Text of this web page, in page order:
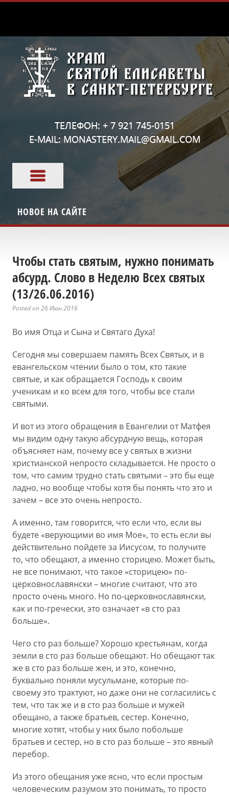
ТЕЛЕФОН: + 7 921 745-0151
E-MAIL: MONASTERY.MAIL@GMAIL.COM
НОВОЕ НА САЙТЕ
Чтобы стать святым, нужно понимать
абсурд. Слово в Неделю Всех святых
(13/26.06.2016)
Posted on 26 Июн 2016
Во имя Отца и Сына и Святаго Духа!
Сегодня мы совершаем память Всех Святых, и в
евангельском чтении было о том, кто такие
святые, и как обращается Господь к своим
ученикам и ко всем для того, чтобы все стали
святыми.
И вот из этого обращения в Евангелии от Матфея
мы видим одну такую абсурдную вещь, которая
объясняет нам, почему все у святых в жизни
христианской непросто складывается. Не просто о
том, что самим трудно стать святыми – это бы еще
ладно, но вообще чтобы хотя бы понять что это и
зачем – все это очень непросто.
А именно, там говорится, что если что, если вы
будете «верующими во имя Мое», то есть если вы
действительно пойдете за Иисусом, то получите
то, что обещают, а именно сторицею. Может быть,
не все понимают, что такое «сторицею» по-
церковнославянски – многие считают, что это
просто очень много. Но по-церковнославянски,
как и по-гречески, это означает «в сто раз
больше».
Чего сто раз больше? Хорошо крестьянам, когда
земли в сто раз больше обещают. Но обещают так
же в сто раз больше жен, и это, конечно,
буквально поняли мусульмане, которые по-
своему это трактуют, но даже они не согласились с
тем, что так же и в сто раз больше и мужей
обещано, а также братьев, сестер. Конечно,
многие хотят, чтобы у них было побольше
братьев и сестер, но в сто раз больше – это явный
перебор.
Из этого обещания уже ясно, что если простым
человеческим разумом это понимать, то просто